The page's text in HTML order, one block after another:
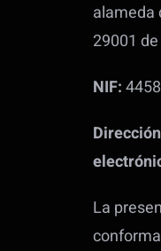
alameda
29001
NIF:
La